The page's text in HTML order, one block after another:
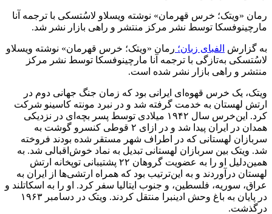
رمان «ویتک؛ خرس قهرمان» نوشته ویسلاو لاسُتسکی با ترجمه آنا
مارچینوفسکا توسط نشر مرکز منتشر و راهی بازار نشر شد.
به گزارش الفبای زبان؛ رمان «ویتک؛ خرس قهرمان» نوشته ویسلاو
لاسُتسکی به‌تازگی با ترجمه آنا مارچینوفسکا توسط نشر مرکز
منتشر و راهی بازار نشر شده است.
ویتک، یک خرس قهوه‌ای ایرانی بود که زمان جنگ جهانی دوم در
ارتش لهستان به خدمت گرفته شد و در نبرد مونته کاسینو شرکت
کرد. این‌خرس سال ۱۹۴۲ میلادی توسط پسر بچه‌ای در نزدیکی
همدان در ایران پیدا شد و در ازای ۲ قوطی کنسرو گوشت به
سربازان لهستانی که در اطراف شهر مستقر شده بودند فروخته
شد. ویتک بین سربازان لهستانی تبدیل به نماد خوش‌اقبالی شد. به
همین‌دلیل او را به عضویت گروهان ۲۲ پشتیبانی توپخانه ارتش
لهستان درآوردند و به این‌ترتیب بود که همراه ارتشی‌ها از ایران به
عراق، سوریه، فلسطین، و جنوب ایتالیا سفر کرد. او را به اسکاتلند و
در پایان به باغ وحش ادینبرا منتقل کردند. ویتک در دسامبر ۱۹۶۳
درگذشت.